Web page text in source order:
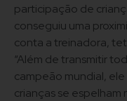
participação de
conseguiu uma
conta a treinadora,
“Além de transmitir
campeão mundial,
crianças se espelham